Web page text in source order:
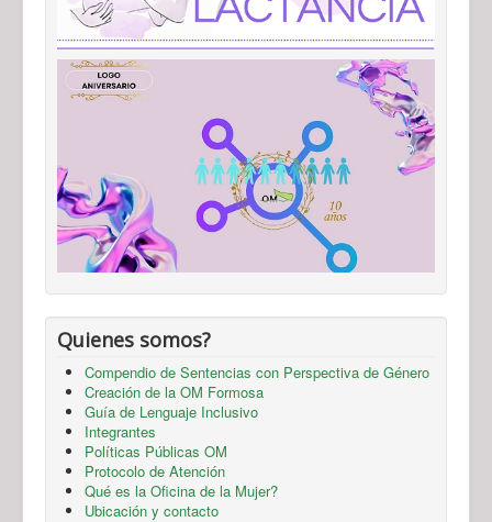
Quienes somos?
Compendio de Sentencias con Perspectiva de Género
Creación de la OM Formosa
Guía de Lenguaje Inclusivo
Integrantes
Políticas Públicas OM
Protocolo de Atención
Qué es la Oficina de la Mujer?
Ubicación y contacto